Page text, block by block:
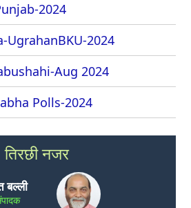
2024
UgrahanBKU-2024
Aug 2024
Polls-2024
तिरछी नजर
बल्ली